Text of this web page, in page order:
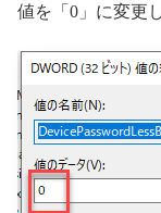
値を「0」に変更